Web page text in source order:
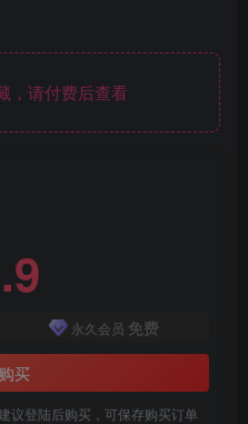
请付费后查看
永久会员 免费
买
议登陆后购买，可保存购买订单